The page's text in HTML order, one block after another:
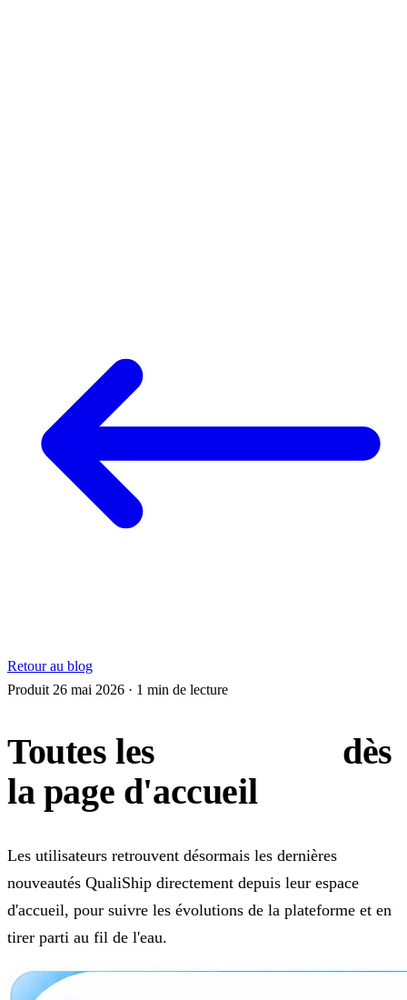
Retour au blog
Produit 26 mai 2026 · 1 min de lecture
Toutes les
dès
la page d'accueil
Les utilisateurs retrouvent désormais les dernières
nouveautés QualiShip directement depuis leur espace
d'accueil, pour suivre les évolutions de la plateforme et en
tirer parti au fil de l'eau.